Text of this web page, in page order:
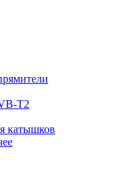
T2
катышков